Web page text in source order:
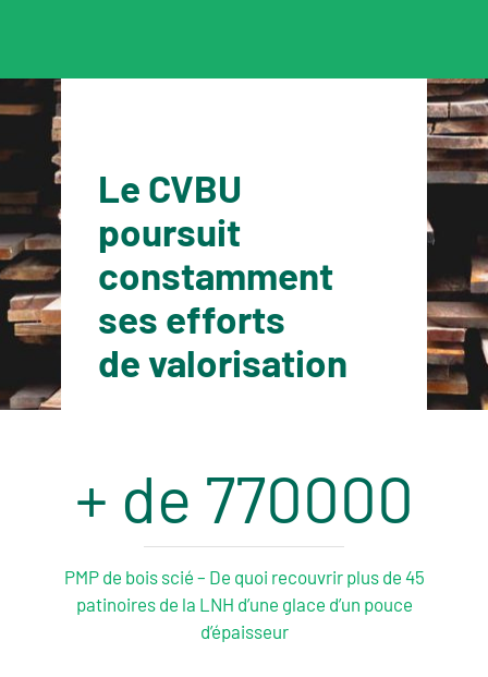
Le CVBU
poursuit
constamment
ses efforts
de valorisation
+ de 770000
PMP de bois scié – De quoi recouvrir plus de 45
patinoires de la LNH d’une glace d’un pouce
d’épaisseur